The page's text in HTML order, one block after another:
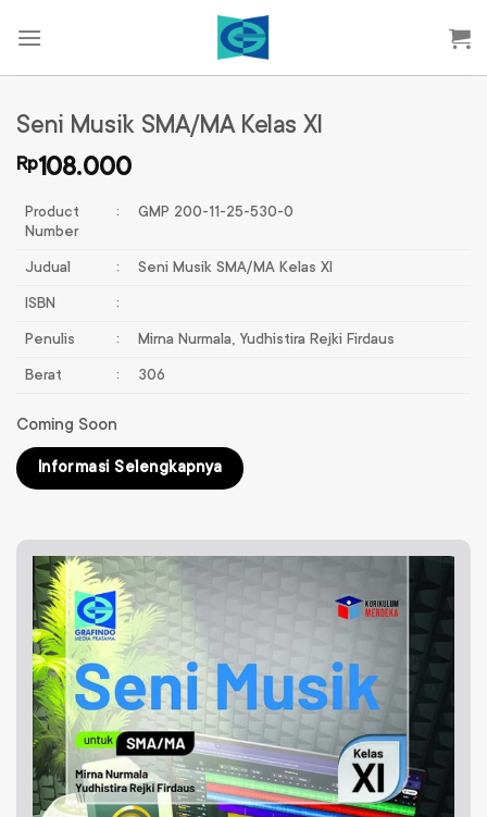
Seni Musik SMA/MA Kelas XI
Rp108.000
Product
Number
: GMP 200-11-25-530-0
Judual : Seni Musik SMA/MA Kelas XI
ISBN :
Penulis : Mirna Nurmala, Yudhistira Rejki Firdaus
Berat : 306
Coming Soon
Informasi Selengkapnya